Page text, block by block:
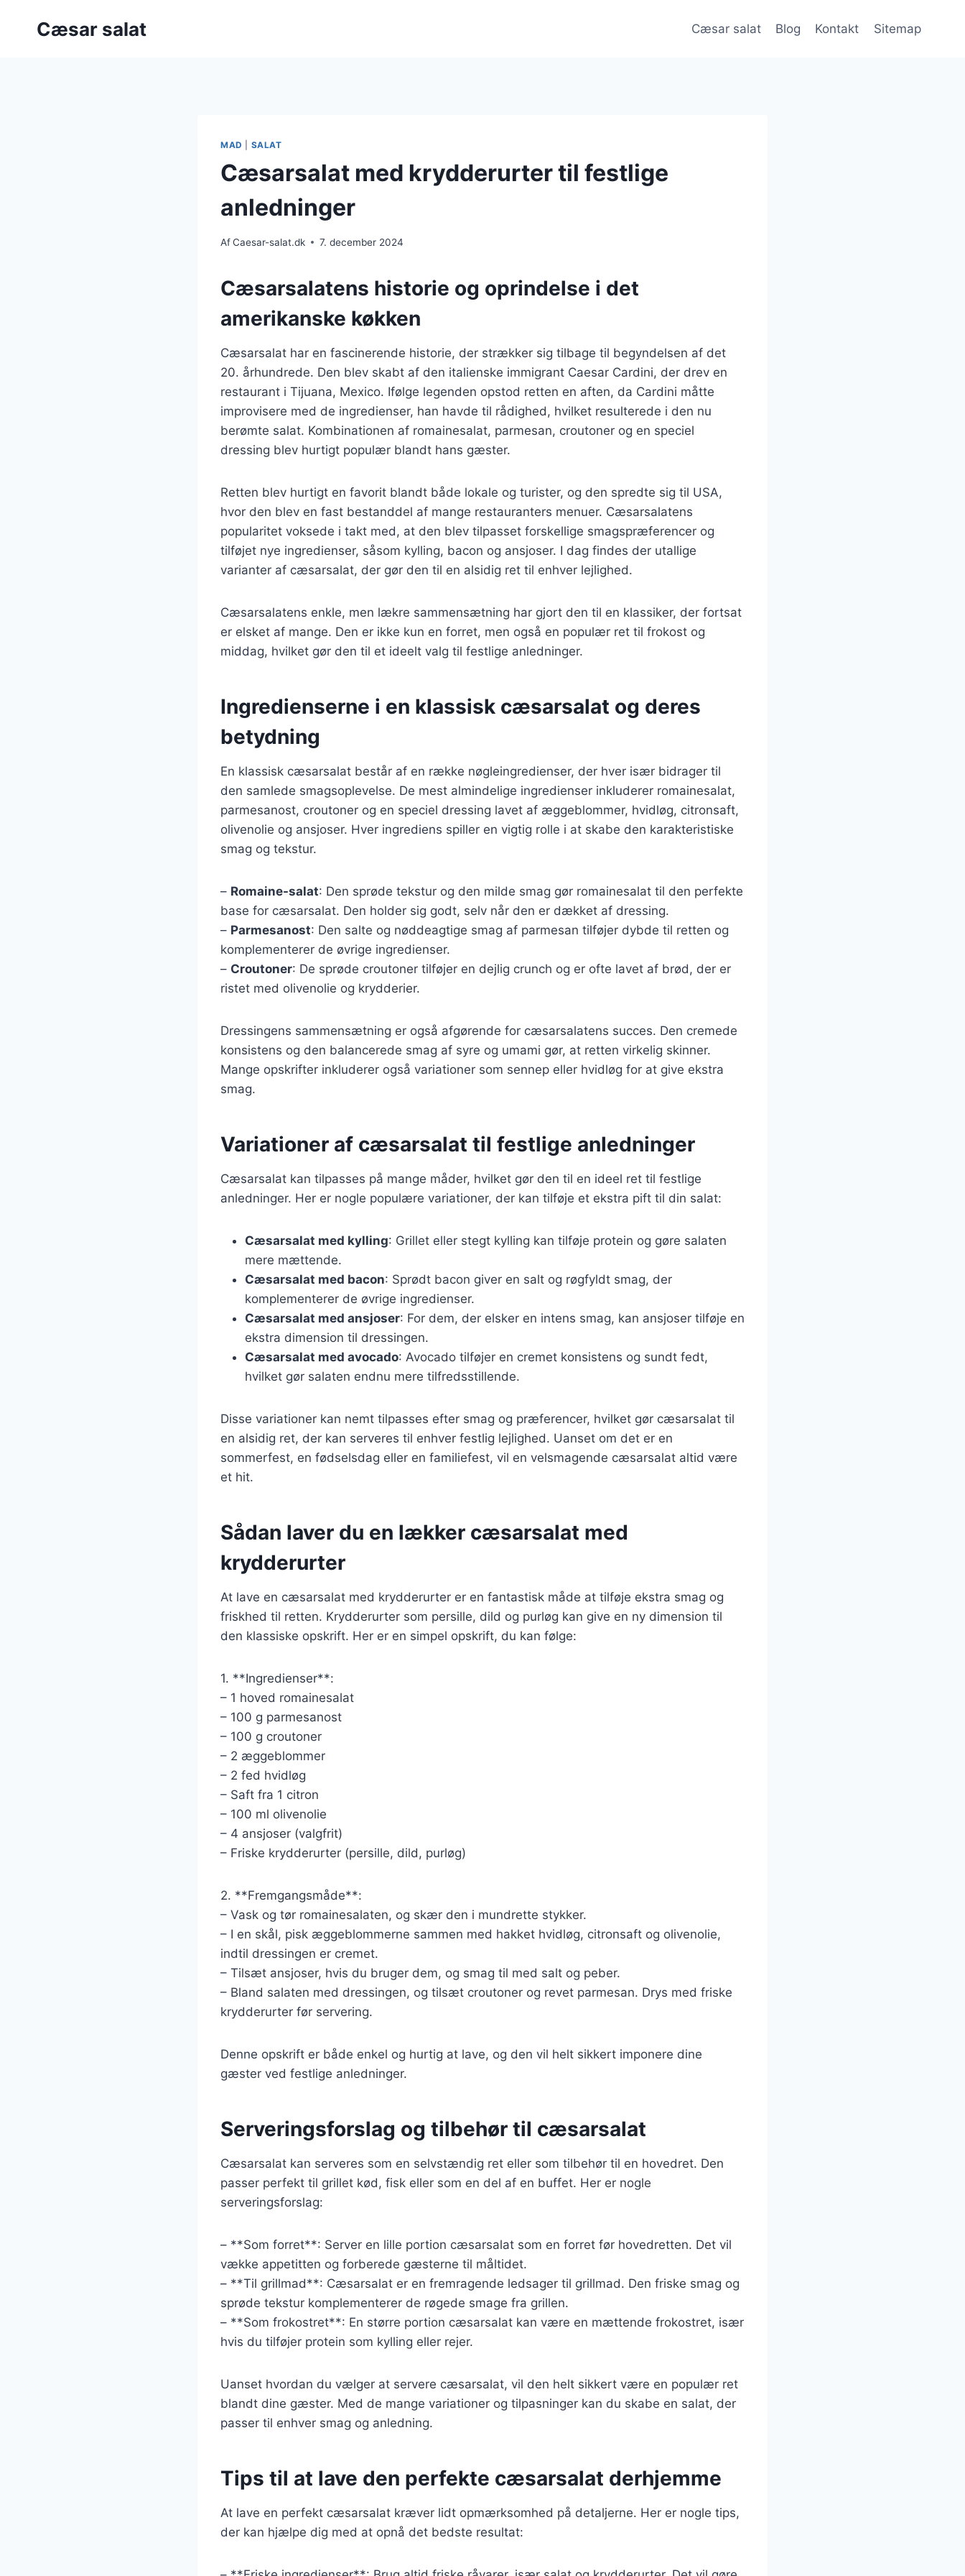
Cæsar salat Cæsar salat Blog Kontakt Sitemap
MAD SALAT
Cæsarsalat med krydderurter til festlige
anledninger
AfCaesar-salat.dk 7. december 2024
Cæsarsalatens historie og oprindelse i det
amerikanske køkken
Cæsarsalat har en fascinerende historie, der strækker sig tilbage til begyndelsen af det
20. århundrede. Den blev skabt af den italienske immigrant Caesar Cardini, der drev en
restaurant i Tijuana, Mexico. Ifølge legenden opstod retten en aften, da Cardini måtte
improvisere med de ingredienser, han havde til rådighed, hvilket resulterede i den nu
berømte salat. Kombinationen af romainesalat, parmesan, croutoner og en speciel
dressing blev hurtigt populær blandt hans gæster.
Retten blev hurtigt en favorit blandt både lokale og turister, og den spredte sig til USA,
hvor den blev en fast bestanddel af mange restauranters menuer. Cæsarsalatens
popularitet voksede i takt med, at den blev tilpasset forskellige smagspræferencer og
tilføjet nye ingredienser, såsom kylling, bacon og ansjoser. I dag findes der utallige
varianter af cæsarsalat, der gør den til en alsidig ret til enhver lejlighed.
Cæsarsalatens enkle, men lækre sammensætning har gjort den til en klassiker, der fortsat
er elsket af mange. Den er ikke kun en forret, men også en populær ret til frokost og
middag, hvilket gør den til et ideelt valg til festlige anledninger.
Ingredienserne i en klassisk cæsarsalat og deres
betydning
En klassisk cæsarsalat består af en række nøgleingredienser, der hver især bidrager til
den samlede smagsoplevelse. De mest almindelige ingredienser inkluderer romainesalat,
parmesanost, croutoner og en speciel dressing lavet af æggeblommer, hvidløg, citronsaft,
olivenolie og ansjoser. Hver ingrediens spiller en vigtig rolle i at skabe den karakteristiske
smag og tekstur.
– Romaine-salat: Den sprøde tekstur og den milde smag gør romainesalat til den perfekte
base for cæsarsalat. Den holder sig godt, selv når den er dækket af dressing.
– Parmesanost: Den salte og nøddeagtige smag af parmesan tilføjer dybde til retten og
komplementerer de øvrige ingredienser.
– Croutoner: De sprøde croutoner tilføjer en dejlig crunch og er ofte lavet af brød, der er
ristet med olivenolie og krydderier.
Dressingens sammensætning er også afgørende for cæsarsalatens succes. Den cremede
konsistens og den balancerede smag af syre og umami gør, at retten virkelig skinner.
Mange opskrifter inkluderer også variationer som sennep eller hvidløg for at give ekstra
smag.
Variationer af cæsarsalat til festlige anledninger
Cæsarsalat kan tilpasses på mange måder, hvilket gør den til en ideel ret til festlige
anledninger. Her er nogle populære variationer, der kan tilføje et ekstra pift til din salat:
Cæsarsalat med kylling: Grillet eller stegt kylling kan tilføje protein og gøre salaten
mere mættende.
Cæsarsalat med bacon: Sprødt bacon giver en salt og røgfyldt smag, der
komplementerer de øvrige ingredienser.
Cæsarsalat med ansjoser: For dem, der elsker en intens smag, kan ansjoser tilføje en
ekstra dimension til dressingen.
Cæsarsalat med avocado: Avocado tilføjer en cremet konsistens og sundt fedt,
hvilket gør salaten endnu mere tilfredsstillende.
Disse variationer kan nemt tilpasses efter smag og præferencer, hvilket gør cæsarsalat til
en alsidig ret, der kan serveres til enhver festlig lejlighed. Uanset om det er en
sommerfest, en fødselsdag eller en familiefest, vil en velsmagende cæsarsalat altid være
et hit.
Sådan laver du en lækker cæsarsalat med
krydderurter
At lave en cæsarsalat med krydderurter er en fantastisk måde at tilføje ekstra smag og
friskhed til retten. Krydderurter som persille, dild og purløg kan give en ny dimension til
den klassiske opskrift. Her er en simpel opskrift, du kan følge:
1. **Ingredienser**:
– 1 hoved romainesalat
– 100 g parmesanost
– 100 g croutoner
– 2 æggeblommer
– 2 fed hvidløg
– Saft fra 1 citron
– 100 ml olivenolie
– 4 ansjoser (valgfrit)
– Friske krydderurter (persille, dild, purløg)
2. **Fremgangsmåde**:
– Vask og tør romainesalaten, og skær den i mundrette stykker.
– I en skål, pisk æggeblommerne sammen med hakket hvidløg, citronsaft og olivenolie,
indtil dressingen er cremet.
– Tilsæt ansjoser, hvis du bruger dem, og smag til med salt og peber.
– Bland salaten med dressingen, og tilsæt croutoner og revet parmesan. Drys med friske
krydderurter før servering.
Denne opskrift er både enkel og hurtig at lave, og den vil helt sikkert imponere dine
gæster ved festlige anledninger.
Serveringsforslag og tilbehør til cæsarsalat
Cæsarsalat kan serveres som en selvstændig ret eller som tilbehør til en hovedret. Den
passer perfekt til grillet kød, fisk eller som en del af en buffet. Her er nogle
serveringsforslag:
– **Som forret**: Server en lille portion cæsarsalat som en forret før hovedretten. Det vil
vække appetitten og forberede gæsterne til måltidet.
– **Til grillmad**: Cæsarsalat er en fremragende ledsager til grillmad. Den friske smag og
sprøde tekstur komplementerer de røgede smage fra grillen.
– **Som frokostret**: En større portion cæsarsalat kan være en mættende frokostret, især
hvis du tilføjer protein som kylling eller rejer.
Uanset hvordan du vælger at servere cæsarsalat, vil den helt sikkert være en populær ret
blandt dine gæster. Med de mange variationer og tilpasninger kan du skabe en salat, der
passer til enhver smag og anledning.
Tips til at lave den perfekte cæsarsalat derhjemme
At lave en perfekt cæsarsalat kræver lidt opmærksomhed på detaljerne. Her er nogle tips,
der kan hjælpe dig med at opnå det bedste resultat: